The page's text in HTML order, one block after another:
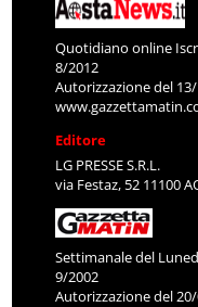
Quotidiano online
8/2012
Autorizzazione del
Editore
LG PRESSE S.R.L.
via Festaz, 52 11100
Settimanale del
9/2002
Autorizzazione del